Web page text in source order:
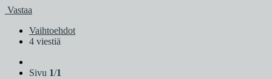
Vastaa
Vaihtoehdot
4 viestiä
Sivu 1/1